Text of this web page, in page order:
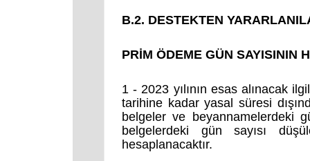
B.2. DESTEKTEN
PRİM ÖDEME GÜN SAYISININ
1 - 2023 yılının esas alınacak
tarihine kadar yasal süresi
belgeler ve beyannamelerdeki
belgelerdeki gün sayısı
hesaplanacaktır.